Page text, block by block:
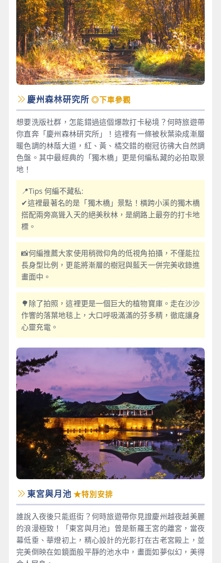
慶州森林研究所 ◎下車參觀
想要洗版社群，怎能錯過這個爆款打卡秘境？何時旅遊帶
你直奔「慶州森林研究所」！這裡有一條被秋葉染成漸層
暖色調的林蔭大道，紅、黃、橘交錯的樹冠彷彿大自然調
色盤。其中最經典的「獨木橋」更是何編私藏的必拍取景
地！
📍Tips 何編不藏私:
✔這裡最著名的是「獨木橋」景點！橫跨小溪的獨木橋
搭配兩旁高聳入天的絕美秋林，是網路上最夯的打卡地
標。
📸何編推薦大家使用稍微仰角的低視角拍攝，不僅能拉
長身型比例，更能將漸層的樹冠與藍天一併完美收錄進
畫面中。
🌳除了拍照，這裡更是一個巨大的植物寶庫。走在沙沙
作響的落葉地毯上，大口呼吸滿滿的芬多精，徹底讓身
心靈充電。
東宮與月池 ★特別安排
誰說入夜後只能逛街？何時旅遊帶你見證慶州越夜越美麗
的浪漫極致！「東宮與月池」曾是新羅王宮的離宮，當夜
幕低垂、華燈初上，精心設計的光影打在古老宮殿上，並
完美倒映在如鏡面般平靜的池水中，畫面如夢似幻，美得